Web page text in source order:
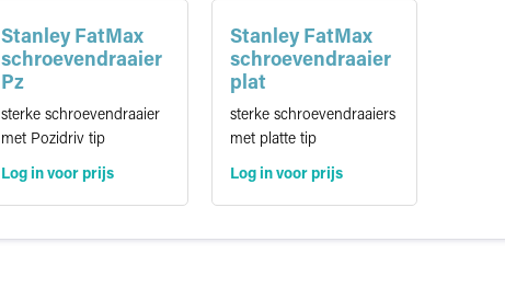
Stanley FatMax
schroevendraaier
Pz
sterke schroevendraaier
met Pozidriv tip
Log in voor prijs
Stanley FatMax
schroevendraaier
plat
sterke schroevendraaiers
met platte tip
Log in voor prijs